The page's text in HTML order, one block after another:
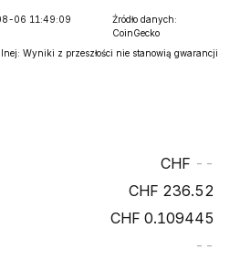
06 11:49:09
Źródło danych:
CoinGecko
Wyniki z przeszłości nie stanowią gwarancji
--
236.52
0.109445
--